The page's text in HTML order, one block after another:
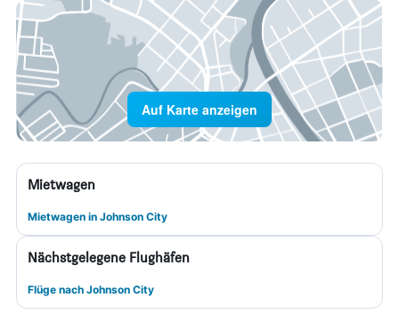
Auf Karte anzeigen
Mietwagen
Mietwagen in Johnson City
Nächstgelegene Flughäfen
Flüge nach Johnson City